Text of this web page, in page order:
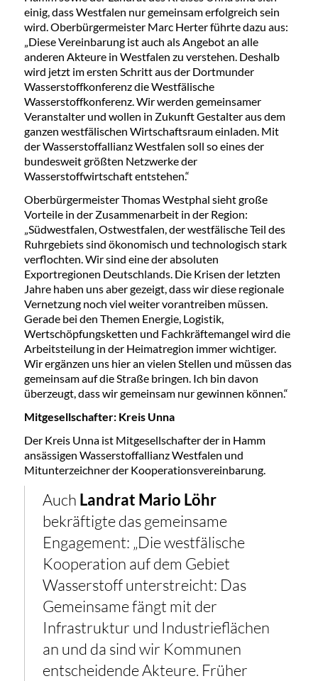
einig, dass Westfalen nur gemeinsam erfolgreich sein
wird. Oberbürgermeister Marc Herter führte dazu aus:
„Diese Vereinbarung ist auch als Angebot an alle
anderen Akteure in Westfalen zu verstehen. Deshalb
wird jetzt im ersten Schritt aus der Dortmunder
Wasserstoffkonferenz die Westfälische
Wasserstoffkonferenz. Wir werden gemeinsamer
Veranstalter und wollen in Zukunft Gestalter aus dem
ganzen westfälischen Wirtschaftsraum einladen. Mit
der Wasserstoffallianz Westfalen soll so eines der
bundesweit größten Netzwerke der
Wasserstoffwirtschaft entstehen.“
Oberbürgermeister Thomas Westphal sieht große
Vorteile in der Zusammenarbeit in der Region:
„Südwestfalen, Ostwestfalen, der westfälische Teil des
Ruhrgebiets sind ökonomisch und technologisch stark
verflochten. Wir sind eine der absoluten
Exportregionen Deutschlands. Die Krisen der letzten
Jahre haben uns aber gezeigt, dass wir diese regionale
Vernetzung noch viel weiter vorantreiben müssen.
Gerade bei den Themen Energie, Logistik,
Wertschöpfungsketten und Fachkräftemangel wird die
Arbeitsteilung in der Heimatregion immer wichtiger.
Wir ergänzen uns hier an vielen Stellen und müssen das
gemeinsam auf die Straße bringen. Ich bin davon
überzeugt, dass wir gemeinsam nur gewinnen können.“
Mitgesellschafter: Kreis Unna
Der Kreis Unna ist Mitgesellschafter der in Hamm
ansässigen Wasserstoffallianz Westfalen und
Mitunterzeichner der Kooperationsvereinbarung.
Auch Landrat Mario Löhr
bekräftigte das gemeinsame
Engagement: „Die westfälische
Kooperation auf dem Gebiet
Wasserstoff unterstreicht: Das
Gemeinsame fängt mit der
Infrastruktur und Industrieflächen
an und da sind wir Kommunen
entscheidende Akteure. Früher